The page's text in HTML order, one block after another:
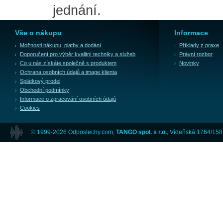
jednání.
Vše o nákupu
Možnosti nákupu, platby a dodání
Doporučení pro výběr kvalitní techniky a služeb
Co u nás získáte společně s produktem
Ochrana osobních údajů a image klienta
Splátkový prodej
Obchodní podmínky
Informace o zpracování osobních údajů
Cookies
Informace
Příklady z praxe
Právní rozbor
Novinky
© 1999-2026 Odposlechy.com, TANGO spol. s r.o. , Vídeňská 1764/